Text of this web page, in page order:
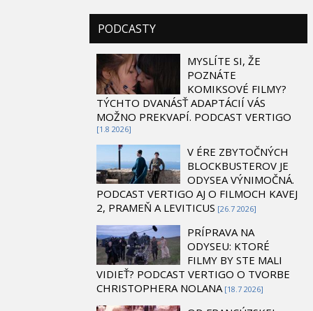
PODCASTY
MYSLÍTE SI, ŽE
POZNÁTE
KOMIKSOVÉ FILMY?
TÝCHTO DVANÁSŤ ADAPTÁCIÍ VÁS
MOŽNO PREKVAPÍ. PODCAST VERTIGO
[1.8 2026]
V ÉRE ZBYTOČNÝCH
BLOCKBUSTEROV JE
ODYSEA VÝNIMOČNÁ.
PODCAST VERTIGO AJ O FILMOCH KAVEJ
2, PRAMEŇ A LEVITICUS [26.7 2026]
PRÍPRAVA NA
ODYSEU: KTORÉ
FILMY BY STE MALI
VIDIEŤ? PODCAST VERTIGO O TVORBE
CHRISTOPHERA NOLANA [18.7 2026]